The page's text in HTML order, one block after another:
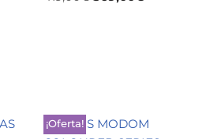
¡Oferta!